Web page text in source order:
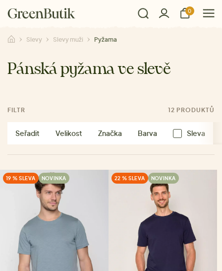
0
Slevy Slevy muži Pyžama
Pánská pyžama ve slevě
FILTR 12 PRODUKTŮ
Seřadit Velikost Značka Barva Sleva
19 % SLEVA NOVINKA 22 % SLEVA NOVINKA